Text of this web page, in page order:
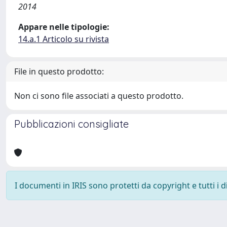
2014
Appare nelle tipologie:
14.a.1 Articolo su rivista
File in questo prodotto:
Non ci sono file associati a questo prodotto.
Pubblicazioni consigliate
I documenti in IRIS sono protetti da copyright e tutti i